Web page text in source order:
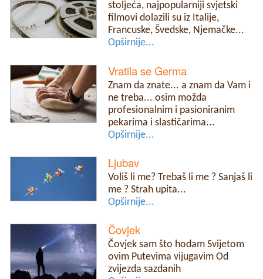
stoljeća, najpopularniji svjetski
filmovi dolazili su iz Italije,
Francuske, Švedske, Njemačke...
Opširnije...
Vratila se Germa
Znam da znate... a znam da Vam i
ne treba... osim možda
profesionalnim i pasioniranim
pekarima i slastičarima...
Opširnije...
Ljubav
Voliš li me? Trebaš li me ? Sanjaš li
me ? Strah upita...
Opširnije...
Čovjek
Čovjek sam što hodam Svijetom
ovim Putevima vijugavim Od
zvijezda sazdanih